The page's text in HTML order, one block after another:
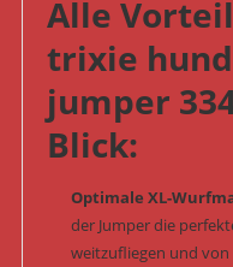
Alle
trixie
jumper
Blick:
Optimale XL-
der Jumper die
weitzufliegen und